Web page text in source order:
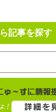
記事を探す